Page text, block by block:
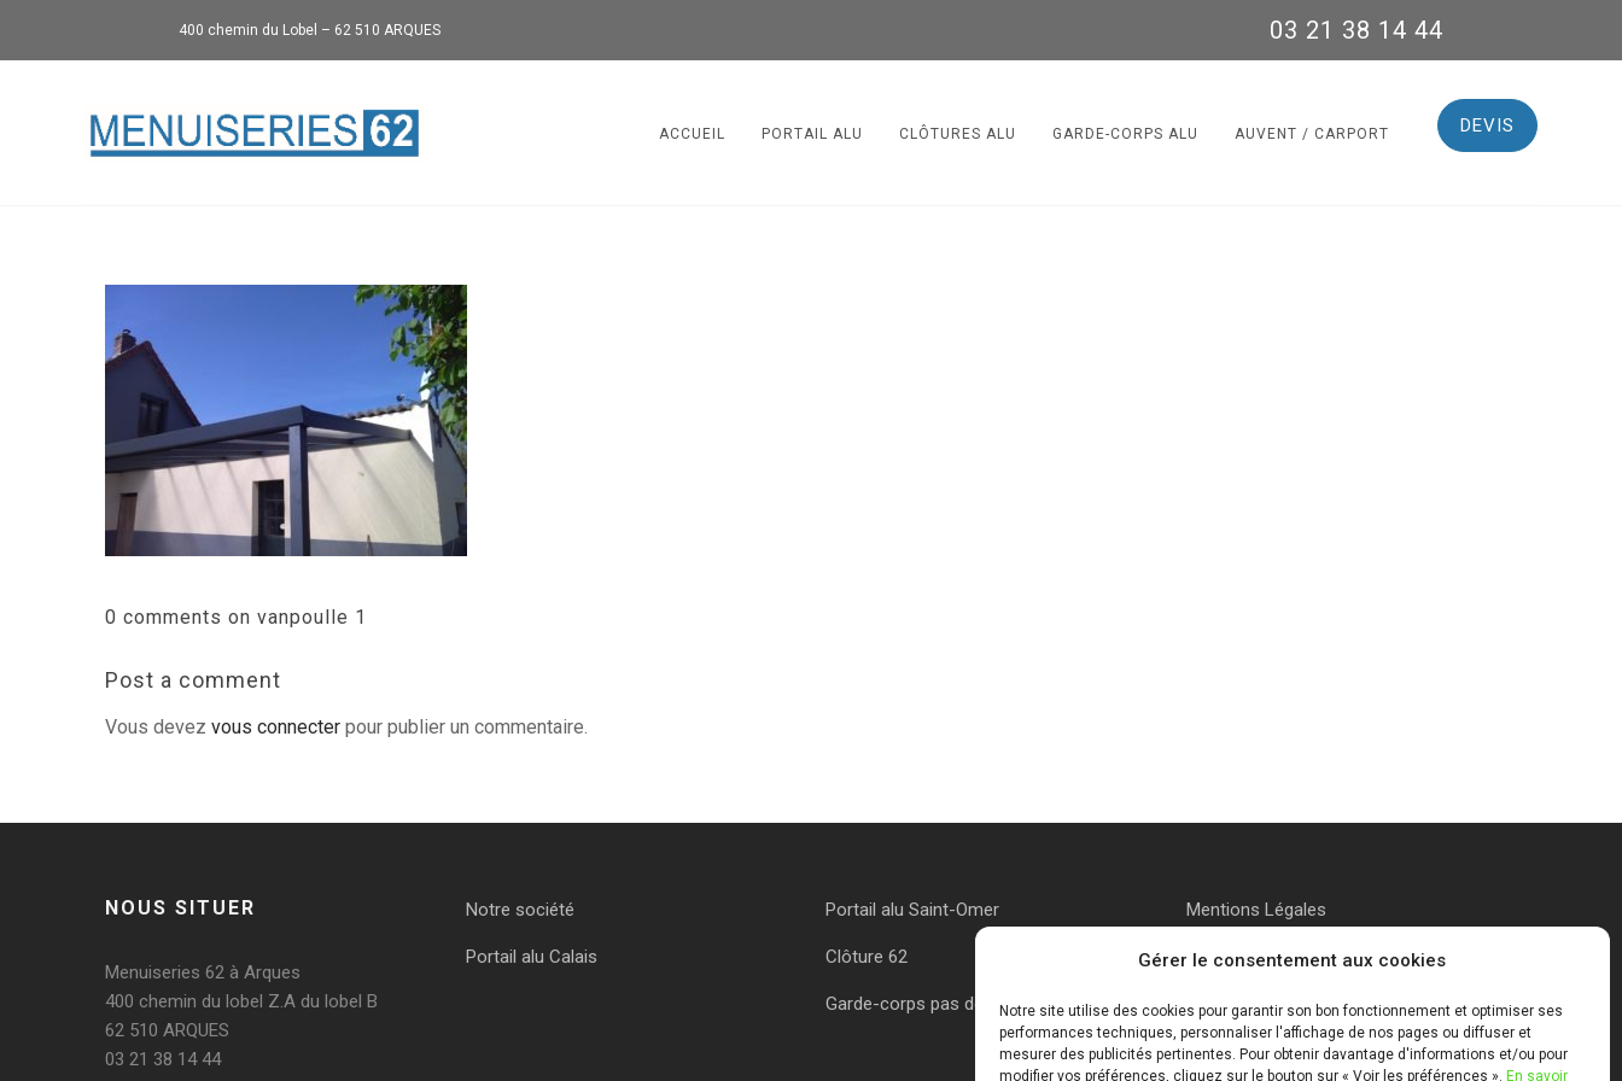
Gérer le consentement aux cookies
Notre site utilise des cookies pour garantir son bon fonctionnement et optimiser ses
performances techniques, personnaliser l'affichage de nos pages ou diffuser et
mesurer des publicités pertinentes. Pour obtenir davantage d'informations et/ou pour
modifier vos préférences, cliquez sur le bouton sur « Voir les préférences ». En savoir
400 chemin du Lobel – 62 510 ARQUES 03 21 38 14 44
DEVIS
ACCUEIL PORTAIL ALU CLÔTURES ALU GARDE-CORPS ALU AUVENT / CARPORT
0 comments on vanpoulle 1
Post a comment
Vous devezvous connecter pour publier un commentaire.
NOUS SITUER
Menuiseries 62 à Arques
400 chemin du lobel Z.A du lobel B
62 510 ARQUES
03 21 38 14 44
Notre société
Portail alu Calais
Portail alu Saint-Omer
Clôture 62
Garde-corps pas de calais
Mentions Légales